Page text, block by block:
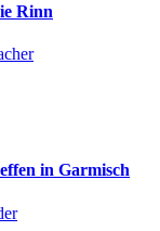
Rinn
in Garmisch